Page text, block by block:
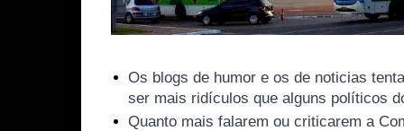
Os blogs de humor e os de noticias
ser mais ridículos que alguns políticos
Quanto mais falarem ou criticarem a